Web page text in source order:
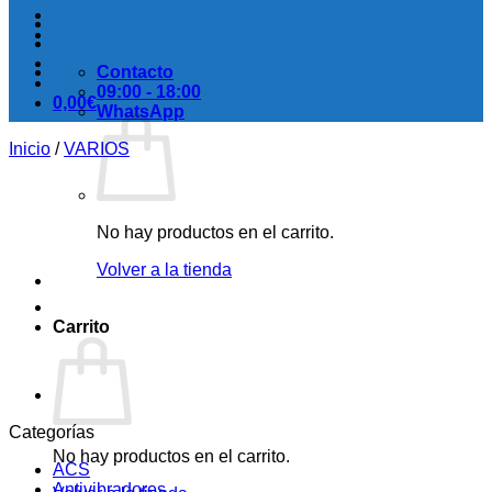
0,00€
No hay productos en el carrito.
Volver a la tienda
Carrito
No hay productos en el carrito.
Contacto
09:00 - 18:00
WhatsApp
Inicio / VARIOS
Categorías
ACS